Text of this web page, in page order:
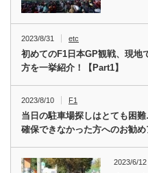
2023/8/31 etc
初めてのF1日本GP観戦、現地
方を一挙紹介！【Part1】
2023/8/10 F1
当日の駐車場探しはとても困
確保できなかった方へのお勧
2023/6/12